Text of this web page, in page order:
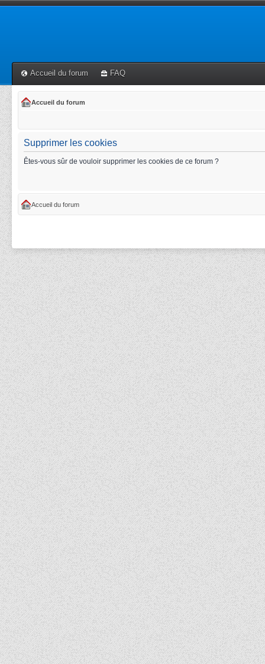
Accueil du forum FAQ
Accueil du forum
Supprimer les cookies
Êtes-vous sûr de vouloir supprimer les cookies de ce forum ?
Accueil du forum